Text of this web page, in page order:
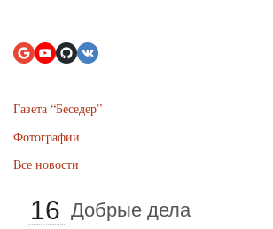
Газета “Беседер”
Фотографии
Все новости
16 Добрые дела